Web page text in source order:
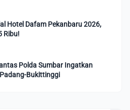
Hotel Dafam Pekanbaru 2026,
Ribu!
Polda Sumbar Ingatkan
Bukittinggi